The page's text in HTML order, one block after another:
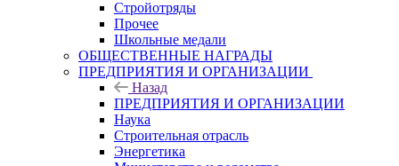
Стройотряды
Прочее
Школьные медали
ОБЩЕСТВЕННЫЕ НАГРАДЫ
ПРЕДПРИЯТИЯ И ОРГАНИЗАЦИИ
Назад
ПРЕДПРИЯТИЯ И ОРГАНИЗАЦИИ
Наука
Строительная отрасль
Энергетика